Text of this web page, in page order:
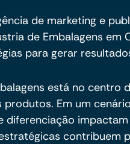
de marketing e
de Embalagens em
para gerar
está no centro
produtos. Em um
diferenciação
contribuem